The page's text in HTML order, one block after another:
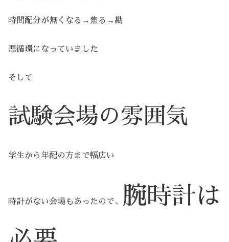
時間配分が無くなる→焦る→勘
悪循環になっていました
そして
試験会場の雰囲気
学生から年配の方まで幅広い
時計がない会場もあったので、
腕時計は